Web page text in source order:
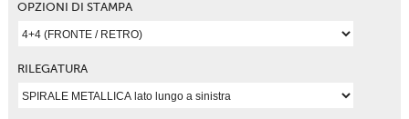
OPZIONI DI STAMPA
RILEGATURA